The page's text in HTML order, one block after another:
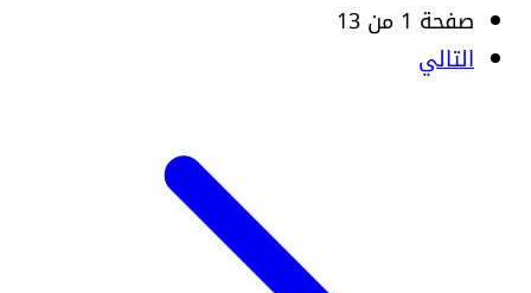
صفحة 1 من 13
التالي